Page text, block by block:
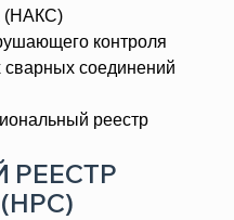
(НАКС)
контроля
сварных соединений
реестр